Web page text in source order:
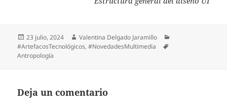
23 julio, 2024
Valentina Delgado Jaramillo
#ArtefacosTecnológicos,#NovedadesMultimedia
Antropología
Deja un comentario